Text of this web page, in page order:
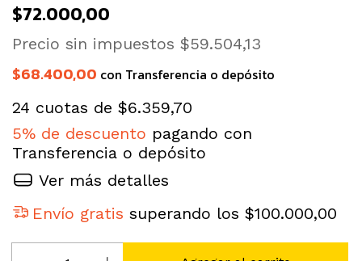
$72.000,00
Precio sin impuestos $59.504,13
$68.400,00 con Transferencia o depósito
24 cuotas de $6.359,70
5% de descuento pagando con
Transferencia o depósito
Ver más detalles
Envío gratis superando los$100.000,00